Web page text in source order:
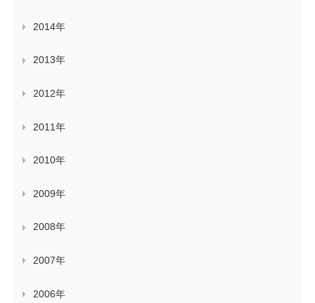
2014年
2013年
2012年
2011年
2010年
2009年
2008年
2007年
2006年